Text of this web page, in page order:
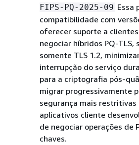
FIPS-PQ-2025-09 Essa
compatibilidade com
oferecer suporte a
negociar híbridos PQ-TLS,
somente TLS 1.2,
interrupção do serviço
para a criptografia pós-
migrar progressivamente
segurança mais restritivas
aplicativos cliente
de negociar operações de
chaves.